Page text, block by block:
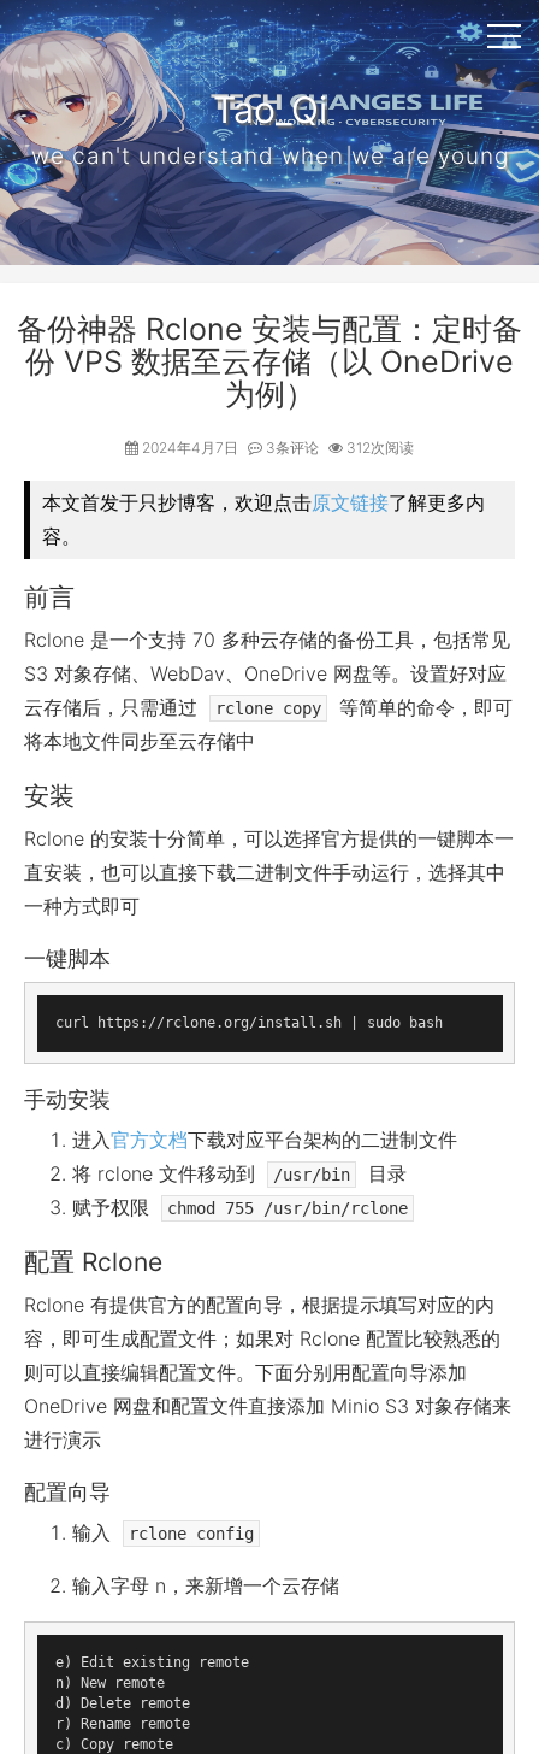
Tao_Qi
we can't understand when we are young
备份神器 Rclone 安装与配置：定时备
份 VPS 数据至云存储（以 OneDrive
为例）
2024年4月7日 3条评论 312次阅读
本文首发于只抄博客，欢迎点击原文链接了解更多内
容。
前言
Rclone 是一个支持 70 多种云存储的备份工具，包括常见
S3 对象存储、WebDav、OneDrive 网盘等。设置好对应
云存储后，只需通过
rclone copy
等简单的命令，即可
将本地文件同步至云存储中
安装
Rclone 的安装十分简单，可以选择官方提供的一键脚本一
直安装，也可以直接下载二进制文件手动运行，选择其中
一种方式即可
一键脚本
curl https://rclone.org/install.sh | sudo bash
手动安装
进入官方文档下载对应平台架构的二进制文件
将 rclone 文件移动到
/usr/bin
目录
赋予权限
chmod 755 /usr/bin/rclone
配置 Rclone
Rclone 有提供官方的配置向导，根据提示填写对应的内
容，即可生成配置文件；如果对 Rclone 配置比较熟悉的
则可以直接编辑配置文件。下面分别用配置向导添加
OneDrive 网盘和配置文件直接添加 Minio S3 对象存储来
进行演示
配置向导
输入 rclone config
输入字母 n，来新增一个云存储
e) Edit existing remote
n) New remote
d) Delete remote
r) Rename remote
c) Copy remote